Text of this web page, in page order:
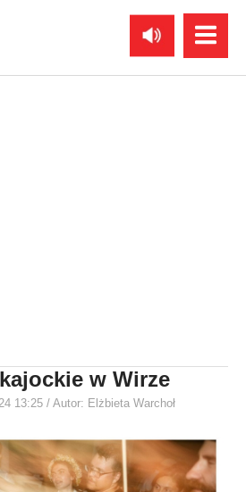
w Wirze
13:25 / Autor: Elżbieta Warchoł